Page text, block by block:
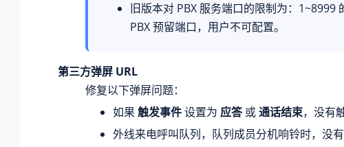
旧版本对 PBX 服务端口的限制为：1~8999
PBX 预留端口，用户不可配置。
第三方弹屏 URL
修复以下弹屏问题：
如果 触发事件设置为 应答或通话结束，没有
外线来电呼叫队列，队列成员分机响铃时，没